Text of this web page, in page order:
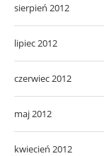
sierpień 2012
lipiec 2012
czerwiec 2012
maj 2012
kwiecień 2012